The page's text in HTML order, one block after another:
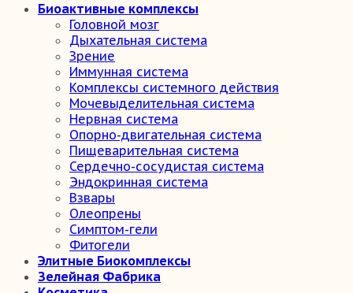
Биоактивные комплексы
Головной мозг
Дыхательная система
Зрение
Иммунная система
Комплексы системного действия
Мочевыделительная система
Нервная система
Опорно-двигательная система
Пищеварительная система
Сердечно-сосудистая система
Эндокринная система
Взвары
Олеопрены
Симптом-гели
Фитогели
Элитные Биокомплексы
Зелейная Фабрика